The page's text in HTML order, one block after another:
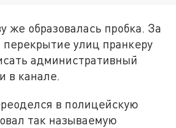
же образовалась пробка. За
улиц пранкеру
административный
в канале.
в полицейскую
так называемую